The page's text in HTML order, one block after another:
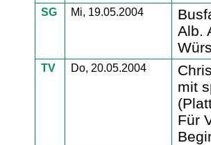
SG Mi, 19.05.2004
Alb.
TV Do, 20.05.2004
mit
Für